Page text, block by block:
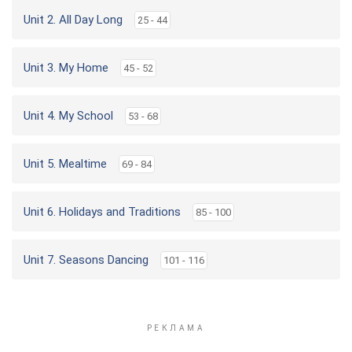
Unit 2. All Day Long 25 - 44
Unit 3. My Home 45 - 52
Unit 4. My School 53 - 68
Unit 5. Mealtime 69 - 84
Unit 6. Holidays and Traditions 85 - 100
Unit 7. Seasons Dancing 101 - 116